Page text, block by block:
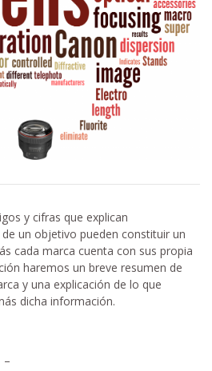
y cifras que explican
un objetivo pueden constituir un
cada marca cuenta con sus propia
haremos un breve resumen de
y una explicación de lo que
dicha información.